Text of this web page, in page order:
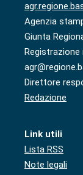
Agenzia
Giunta
Registrazione
Direttore
Redazione
Link utili
Lista RSS
Note legali